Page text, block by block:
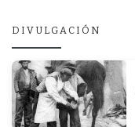
DIVULGACIÓN